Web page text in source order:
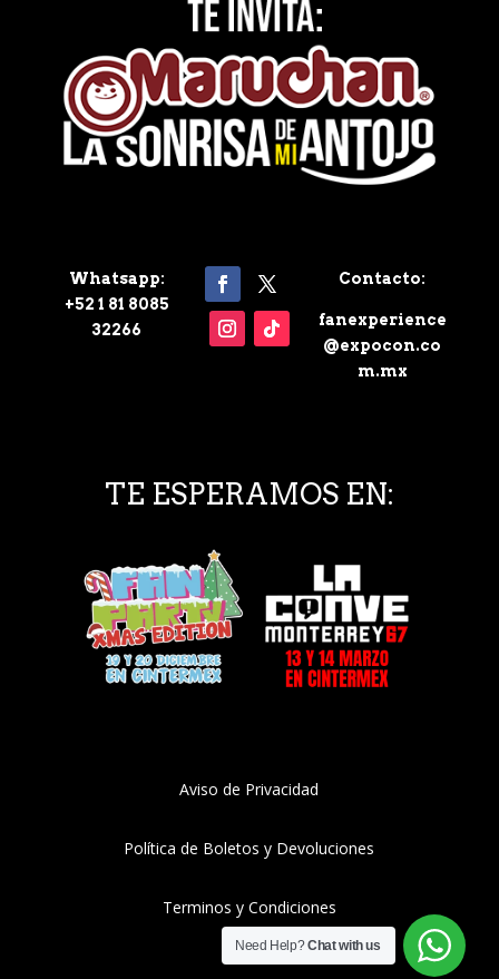
Whatsapp:
+52 1 81 8085
32266
Contacto:
fanexperience
@expocon.co
m.mx
TE ESPERAMOS EN:
Aviso de Privacidad
Política de Boletos y Devoluciones
Terminos y Condiciones
Need Help?Chat with us